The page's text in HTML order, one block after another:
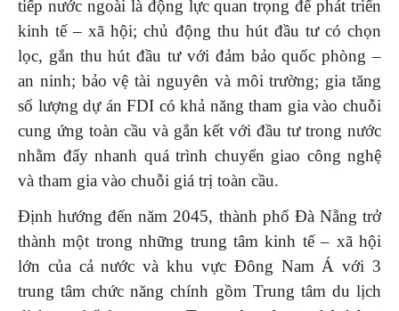
tiếp nước ngoài là động lực quan trọng để phát triển
kinh tế – xã hội; chủ động thu hút đầu tư có chọn
lọc, gắn thu hút đầu tư với đảm bảo quốc phòng –
an ninh; bảo vệ tài nguyên và môi trường; gia tăng
số lượng dự án FDI có khả năng tham gia vào chuỗi
cung ứng toàn cầu và gắn kết với đầu tư trong nước
nhằm đẩy nhanh quá trình chuyển giao công nghệ
và tham gia vào chuỗi giá trị toàn cầu.
Định hướng đến năm 2045, thành phố Đà Nẵng trở
thành một trong những trung tâm kinh tế – xã hội
lớn của cả nước và khu vực Đông Nam Á với 3
trung tâm chức năng chính gồm Trung tâm du lịch